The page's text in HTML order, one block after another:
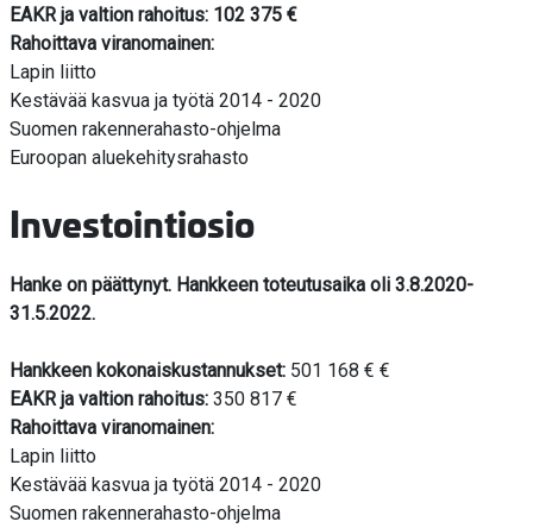
EAKR ja valtion rahoitus: 102 375 €
Rahoittava viranomainen:
Lapin liitto
Kestävää kasvua ja työtä 2014 - 2020
Suomen rakennerahasto-ohjelma
Euroopan aluekehitysrahasto
Investointiosio
Hanke on päättynyt. Hankkeen toteutusaika oli 3.8.2020-
31.5.2022.
Hankkeen kokonaiskustannukset: 501 168 € €
EAKR ja valtion rahoitus: 350 817 €
Rahoittava viranomainen:
Lapin liitto
Kestävää kasvua ja työtä 2014 - 2020
Suomen rakennerahasto-ohjelma